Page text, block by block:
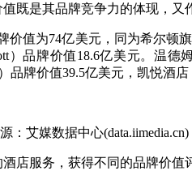
是其品牌竞争力的体现，又
值为74亿美元，同为希尔顿
品牌价值18.6亿美元。温德
牌价值39.5亿美元，凯悦酒店
艾媒数据中心(data.iimedia.cn)
服务，获得不同的品牌价值